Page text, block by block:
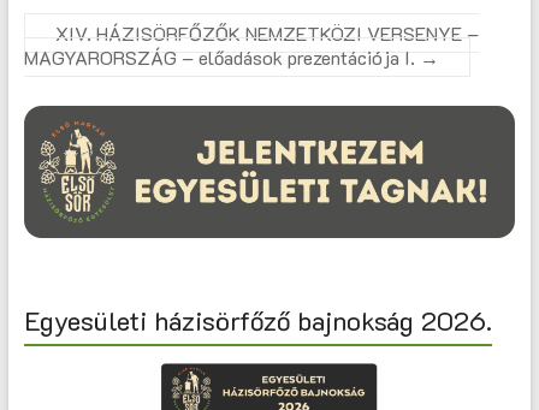
XIV. HÁZISÖRFŐZŐK NEMZETKÖZI VERSENYE –
MAGYARORSZÁG – előadások prezentációja I. →
Egyesületi házisörfőző bajnokság 2026.